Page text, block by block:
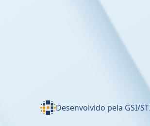
Desenvolvido pela GSI/